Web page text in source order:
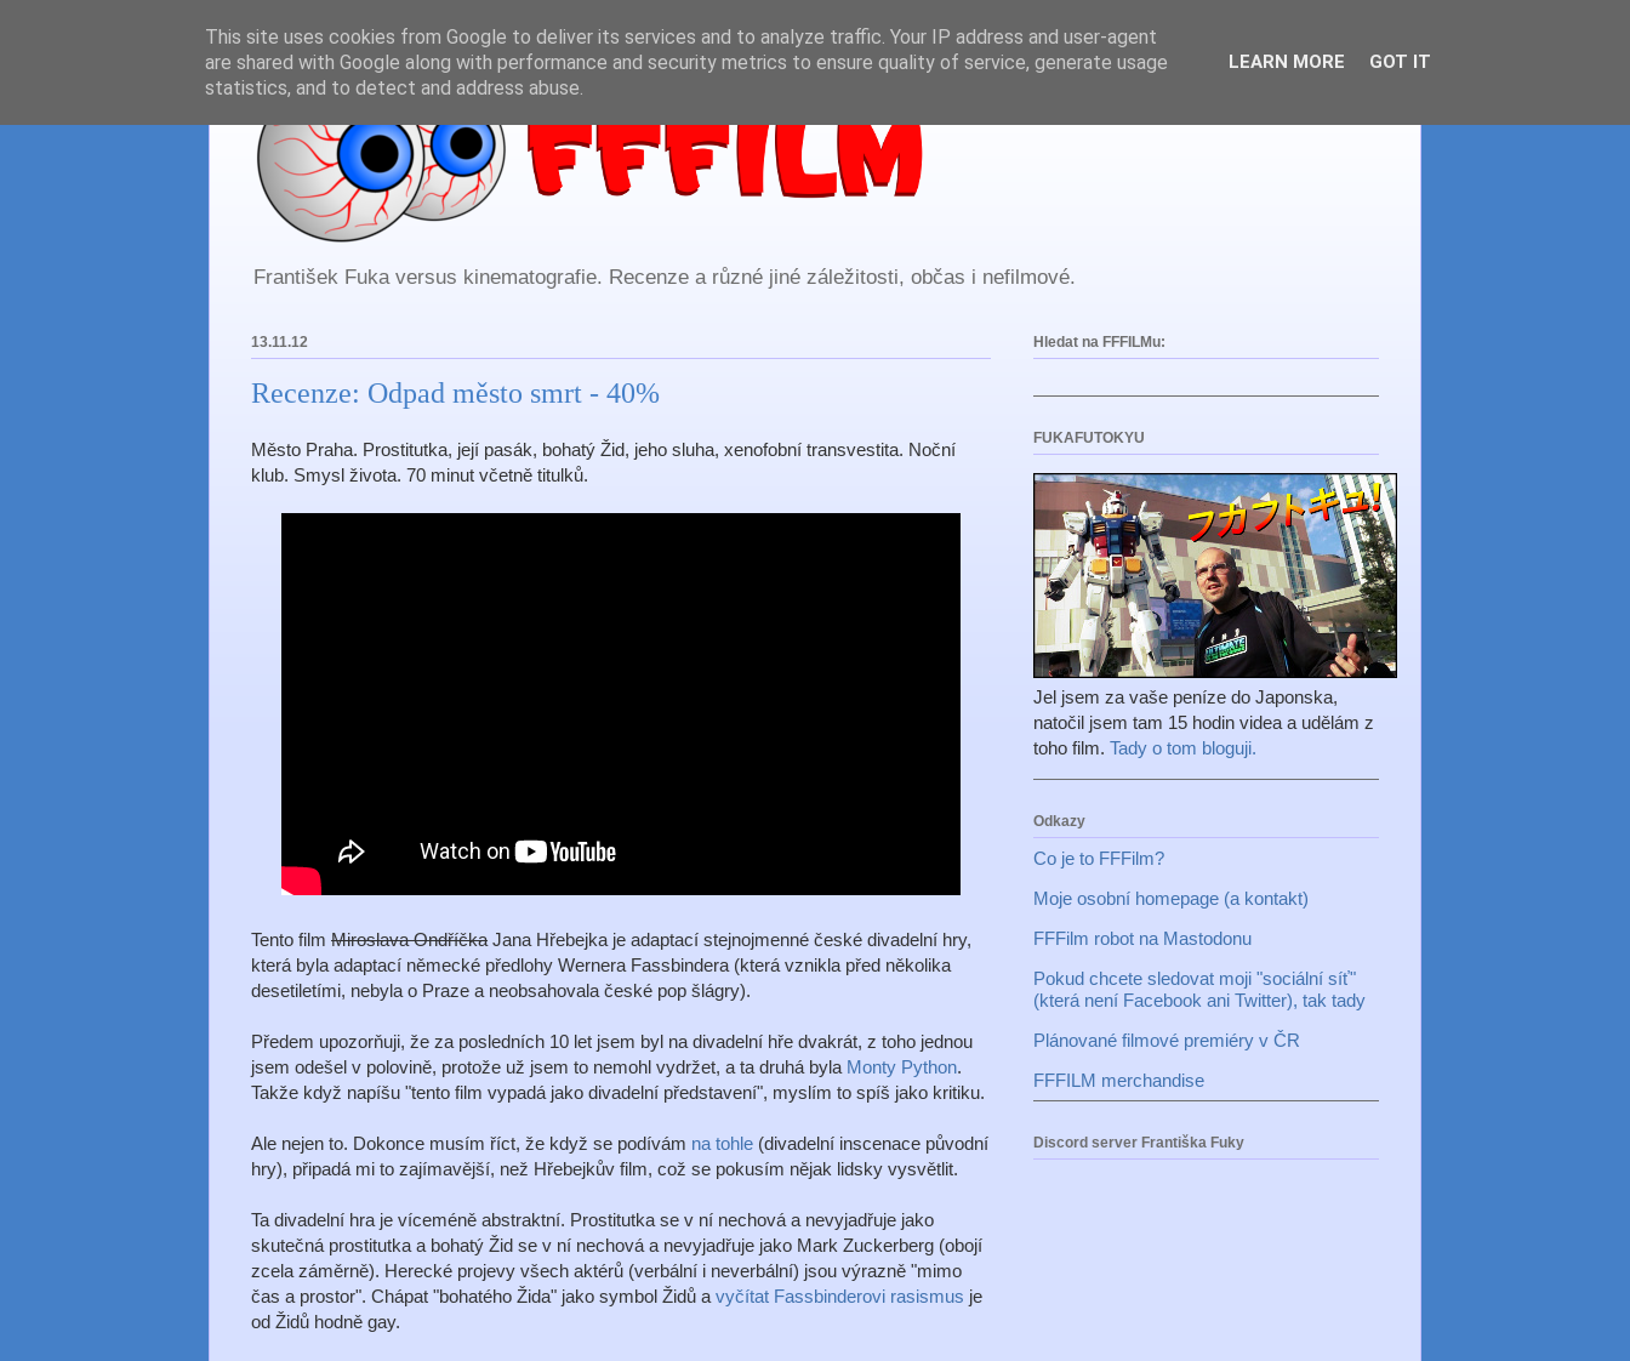
František Fuka versus kinematografie. Recenze a různé jiné záležitosti, občas i nefilmové.
13.11.12
Recenze: Odpad město smrt - 40%
Město Praha. Prostitutka, její pasák, bohatý Žid, jeho sluha, xenofobní transvestita. Noční
klub. Smysl života. 70 minut včetně titulků.
Tento film Miroslava Ondříčka Jana Hřebejka je adaptací stejnojmenné české divadelní hry,
která byla adaptací německé předlohy Wernera Fassbindera (která vznikla před několika
desetiletími, nebyla o Praze a neobsahovala české pop šlágry).
Předem upozorňuji, že za posledních 10 let jsem byl na divadelní hře dvakrát, z toho jednou
jsem odešel v polovině, protože už jsem to nemohl vydržet, a ta druhá byla Monty Python.
Takže když napíšu "tento film vypadá jako divadelní představení", myslím to spíš jako kritiku.
Ale nejen to. Dokonce musím říct, že když se podívám na tohle (divadelní inscenace původní
hry), připadá mi to zajímavější, než Hřebejkův film, což se pokusím nějak lidsky vysvětlit.
Ta divadelní hra je víceméně abstraktní. Prostitutka se v ní nechová a nevyjadřuje jako
skutečná prostitutka a bohatý Žid se v ní nechová a nevyjadřuje jako Mark Zuckerberg (obojí
zcela záměrně). Herecké projevy všech aktérů (verbální i neverbální) jsou výrazně "mimo
čas a prostor". Chápat "bohatého Žida" jako symbol Židů a vyčítat Fassbinderovi rasismus je
od Židů hodně gay.
Hledat na FFFILMu:
FUKAFUTOKYU
Jel jsem za vaše peníze do Japonska,
natočil jsem tam 15 hodin videa a udělám z
toho film. Tady o tom bloguji.
Odkazy
Co je to FFFilm?
Moje osobní homepage (a kontakt)
FFFilm robot na Mastodonu
Pokud chcete sledovat moji "sociální síť"
(která není Facebook ani Twitter), tak tady
Plánované filmové premiéry v ČR
FFFILM merchandise
Discord server Františka Fuky
This site uses cookies from Google to deliver its services and to analyze traffic. Your IP address and user-agent
are shared with Google along with performance and security metrics to ensure quality of service, generate usage
statistics, and to detect and address abuse.
LEARN MORE GOT IT